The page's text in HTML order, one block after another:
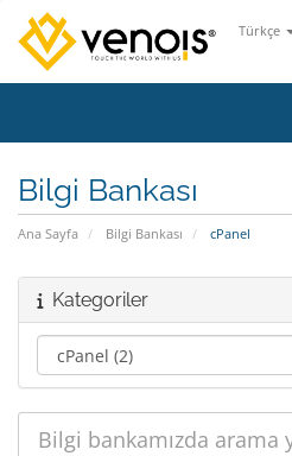
Türkçe
Bilgi Bankası
Ana Sayfa Bilgi Bankası cPanel
Kategoriler